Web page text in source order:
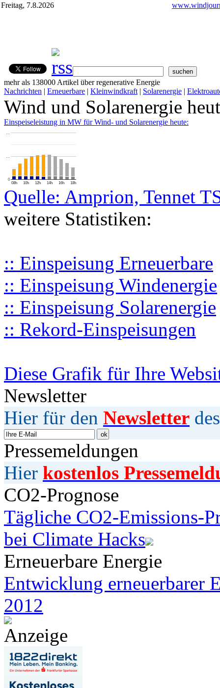
Freitag, 7.8.2026
mehr als 138000 Artikel über regenerative Energie
Nachrichten | Erneuerbare | Kleinwindkraft | Solarenergie |
Wind und Solarenergie
Einspeiseleistung in MW für Wind- und Solarenergie heute:
08h 10h 12h 14h 16h 18h
0
…
…
Quelle: Amprion, Tennet
weitere Statistiken:
:: Einspeisung Erneuerbare
:: Einspeisung Windenergie
:: Einspeisung Solarenergie
:: Rekord-Einspeisungen
Diese Grafik für Ihre
Newsletter
Hier für den Newsletter
Pressemeldungen
Hier kostenlos
CO2-Prognose
Tägliche CO2-Emissions-
bei Climate Hacks
Erneuerbare Energie
Entwicklung erneuerbarer
2012
Anzeige